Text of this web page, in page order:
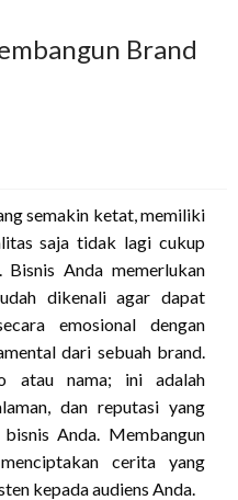
Brand
semakin ketat, memiliki
saja tidak lagi cukup
Bisnis Anda memerlukan
dikenali agar dapat
emosional dengan
dari sebuah brand.
atau nama; ini adalah
dan reputasi yang
Anda. Membangun
cerita yang
kepada audiens Anda.